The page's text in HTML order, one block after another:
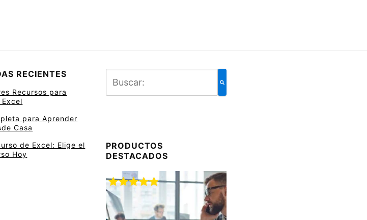
RECIENTES
Recursos para
para Aprender
Casa
de Excel: Elige el
Hoy
PRODUCTOS
DESTACADOS
Valorado
con
de
5